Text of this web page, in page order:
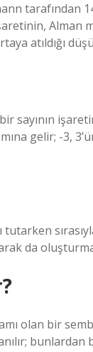
tarafından
Alman
atıldığı
sayının
gelir; -3,
da
olan bir